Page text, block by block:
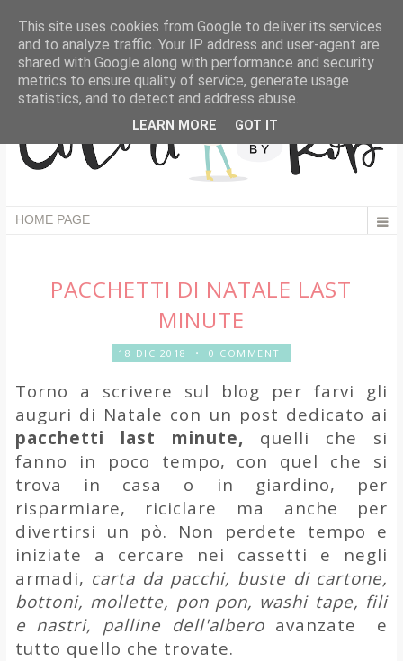
PACCHETTI DI NATALE LAST
MINUTE
18 DIC 2018 • 0 COMMENTI
Torno a scrivere sul blog per farvi gli
auguri di Natale con un post dedicato ai
pacchetti last minute, quelli che si
fanno in poco tempo, con quel che si
trova in casa o in giardino, per
risparmiare, riciclare ma anche per
divertirsi un pò. Non perdete tempo e
iniziate a cercare nei cassetti e negli
armadi, carta da pacchi, buste di cartone,
bottoni, mollette, pon pon, washi tape, fili
e nastri, palline dell'albero avanzate e
tutto quello che trovate.
This site uses cookies from Google to deliver its services
and to analyze traffic. Your IP address and user-agent are
shared with Google along with performance and security
metrics to ensure quality of service, generate usage
statistics, and to detect and address abuse.
LEARN MORE GOT IT